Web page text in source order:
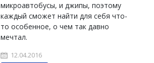
микроавтобусы, и джипы, поэтому
каждый сможет найти для себя что-
то особенное, о чем так давно
мечтал.
12.04.2016